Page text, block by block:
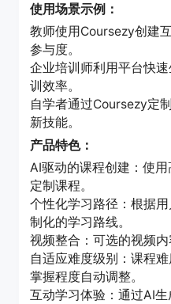
使用场景示例：
教师使用Coursezy创建
参与度。
企业培训师利用平台快
训效率。
自学者通过Coursezy定
新技能。
产品特色：
AI驱动的课程创建：使
定制课程。
个性化学习路径：根据
制化的学习路线。
视频整合：可选的视频内
自适应难度级别：课程
掌握程度自动调整。
互动学习体验：通过AI